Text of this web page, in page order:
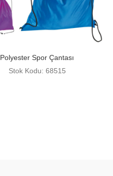
Polyester Spor Çantası
Stok Kodu: 68515